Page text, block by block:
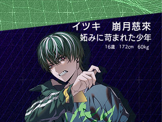
イツキ 崩月慈來
妬みに苛まれた少年
16歳 172cm 60kg